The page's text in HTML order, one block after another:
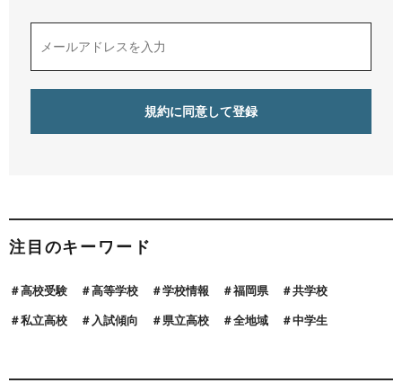
注目のキーワード
高校受験 高等学校 学校情報 福岡県 共学校
私立高校 入試傾向 県立高校 全地域 中学生